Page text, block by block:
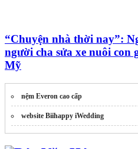
“Chuyện nhà thời nay”:
người cha sửa xe nuôi con
Mỹ
nệm Everon cao cấp
website Biihappy iWedding